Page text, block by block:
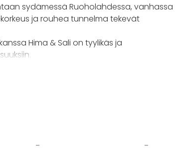
sydämessä Ruoholahdessa, vanhassa
ja rouhea tunnelma tekevät
Hima & Sali on tyylikäs ja
juhlatilaa, Hima & Sali tarjoaa
musiikin. Tilaan on mahdollista tuoda
- -